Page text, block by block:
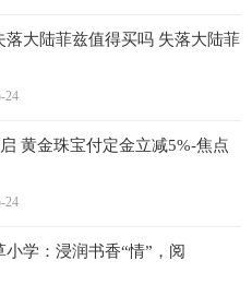
落大陆菲兹值得买吗 失落大陆菲
24
黄金珠宝付定金立减5%-焦点
24
学：浸润书香“情”，阅